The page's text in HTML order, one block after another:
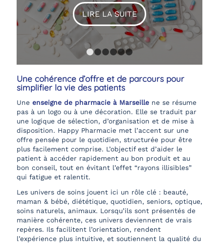
LIRE LA SUITE
Une cohérence d’offre et de parcours pour
simplifier la vie des patients
Une enseigne de pharmacie à Marseillene se résume
pas à un logo ou à une décoration. Elle se traduit par
une logique de sélection, d’organisation et de mise à
disposition. Happy Pharmacie met l’accent sur une
offre pensée pour le quotidien, structurée pour être
plus facilement comprise. L’objectif est d’aider le
patient à accéder rapidement au bon produit et au
bon conseil, tout en évitant l’effet “rayons illisibles”
qui fatigue et ralentit.
Les univers de soins jouent ici un rôle clé : beauté,
maman & bébé, diététique, quotidien, seniors, optique,
soins naturels, animaux. Lorsqu’ils sont présentés de
manière cohérente, ces univers deviennent de vrais
repères. Ils facilitent l’orientation, rendent
l’expérience plus intuitive, et soutiennent la qualité du